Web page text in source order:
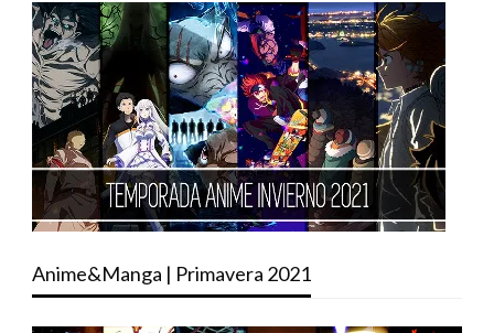
Anime&Manga | Primavera 2021